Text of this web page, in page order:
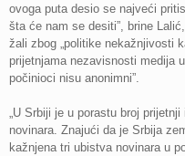
ovoga puta desio se najveći
šta će nam se desiti”, brine
žali zbog „politike nekažnjivosti
prijetnjama nezavisnosti medija
počinioci nisu anonimni”.
„U Srbiji je u porastu broj
novinara. Znajući da je Srbija
kažnjena tri ubistva novinara u